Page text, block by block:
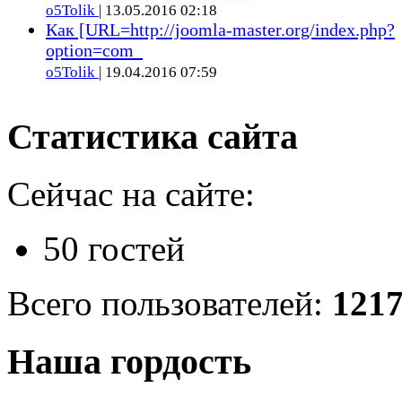
o5Tolik | 13.05.2016 02:18
Как [URL=http://joomla-master.org/index.php?
option=com_
o5Tolik | 19.04.2016 07:59
Статистика сайта
Сейчас на сайте:
50 гостей
Всего пользователей:
Наша гордость